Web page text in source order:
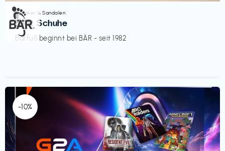
Sneaker & Sandalen
BÄR Schuhe
Barfuß beginnt bei BÄR - seit 1982
€‎
-10%